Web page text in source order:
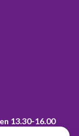
13.30-16.00